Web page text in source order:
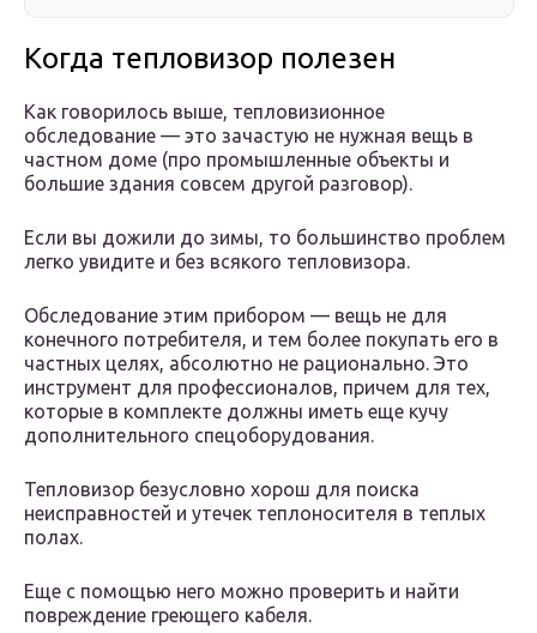
Когда тепловизор полезен
Как говорилось выше, тепловизионное
обследование — это зачастую не нужная вещь в
частном доме (про промышленные объекты и
большие здания совсем другой разговор).
Если вы дожили до зимы, то большинство проблем
легко увидите и без всякого тепловизора.
Обследование этим прибором — вещь не для
конечного потребителя, и тем более покупать его в
частных целях, абсолютно не рационально. Это
инструмент для профессионалов, причем для тех,
которые в комплекте должны иметь еще кучу
дополнительного спецоборудования.
Тепловизор безусловно хорош для поиска
неисправностей и утечек теплоносителя в теплых
полах.
Еще с помощью него можно проверить и найти
повреждение греющего кабеля.